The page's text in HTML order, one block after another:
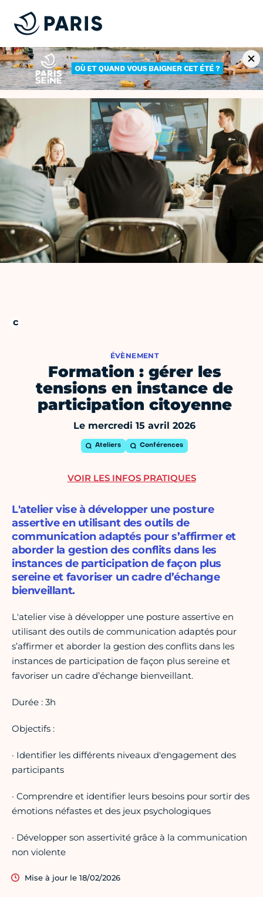
ÉVÈNEMENT
Formation : gérer les
tensions en instance de
participation citoyenne
Le mercredi 15 avril 2026
Ateliers Conférences
L'atelier vise à développer une posture
assertive en utilisant des outils de
communication adaptés pour s’affirmer et
aborder la gestion des conflits dans les
instances de participation de façon plus
sereine et favoriser un cadre d’échange
bienveillant.
L'atelier vise à développer une posture assertive en
utilisant des outils de communication adaptés pour
s’affirmer et aborder la gestion des conflits dans les
instances de participation de façon plus sereine et
favoriser un cadre d’échange bienveillant.
Durée : 3h
Objectifs :
· Identifier les différents niveaux d'engagement des
participants
· Comprendre et identifier leurs besoins pour sortir des
émotions néfastes et des jeux psychologiques
· Développer son assertivité grâce à la communication
non violente
Mise à jour le 18/02/2026
VOIR LES INFOS PRATIQUES